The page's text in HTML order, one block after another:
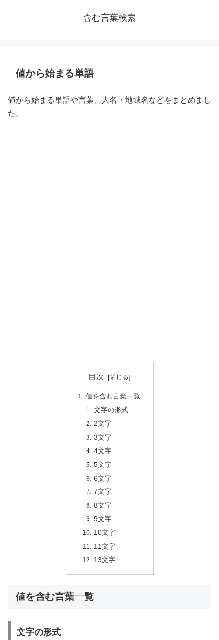
含む言葉検索
値から始まる単語
値から始まる単語や言葉、人名・地域名などをまとめまし
た。
目次
値を含む言葉一覧
文字の形式
2文字
3文字
4文字
5文字
6文字
7文字
8文字
9文字
10文字
11文字
13文字
値を含む言葉一覧
文字の形式